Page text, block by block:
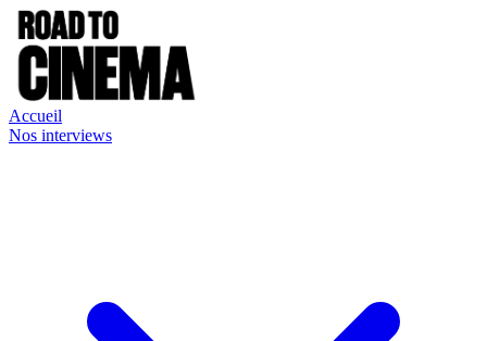
Accueil
Nos interviews